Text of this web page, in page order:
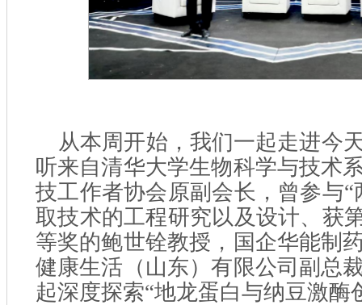
从本周开始，我们一起走进今
听来自清华大学生物科学与技术
技工作者协会原副会长，曾参与
取技术的工程研究以及设计、获
等奖的鲍世铨教授，国企华能制
健康生活（山东）有限公司副总
起深度探索“地龙蛋白与纳豆激酶